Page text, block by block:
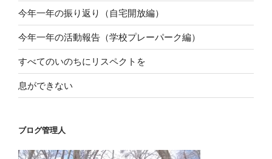
今年一年の振り返り（自宅開放編）
今年一年の活動報告（学校プレーパーク編）
すべてのいのちにリスペクトを
息ができない
ブログ管理人